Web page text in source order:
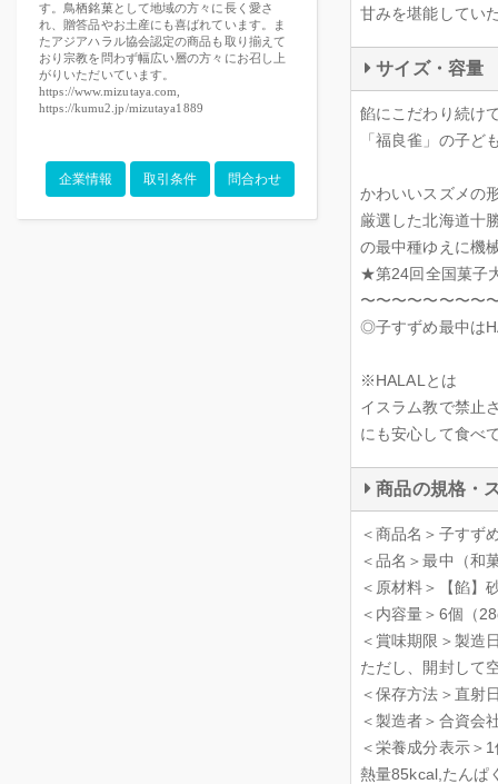
す。鳥栖銘菓として地域の方々に長く愛さ
れ、贈答品やお土産にも喜ばれています。ま
たアジアハラル協会認定の商品も取り揃えて
おり宗教を問わず幅広い層の方々にお召し上
がりいただいています。
https://www.mizutaya.com,
https://kumu2.jp/mizutaya1889
企業情報 取引条件 問合わせ
甘みを堪能してい
サイズ・容量
餡にこだわり続け
「福良雀」の子ど
かわいいスズメの
厳選した北海道十
の最中種ゆえに機
★第24回全国菓子
〜〜〜〜〜〜〜〜
◎子すずめ最中は
※HALALとは
イスラム教で禁止
にも安心して食べ
商品の規格・
＜商品名＞子す
＜品名＞最中（和
＜原材料＞【餡】
＜内容量＞6個（
＜賞味期限＞製
ただし、開封して
＜保存方法＞直射
＜製造者＞合資
＜栄養成分表示＞
熱量85kcal,たんぱ